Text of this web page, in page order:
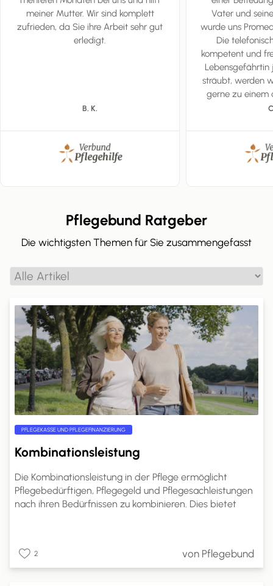
meiner Mutter. Wir sind komplett
zufrieden, da Sie ihre Arbeit sehr gut
erledigt.
B. K.
Vater und
wurde uns
Die
kompetent und
sträubt, werden
gerne zu einem
Pflegebund Ratgeber
Die wichtigsten Themen für Sie zusammengefasst
PFLEGEKASSE UND PFLEGEFINANZIERUNG
Kombinationsleistung
Die Kombinationsleistung in der Pflege ermöglicht
Pflegebedürftigen, Pflegegeld und Pflegesachleistungen
nach ihren Bedürfnissen zu kombinieren. Dies bietet
erforderlich, und die Kostenabrechnung erfolgt direkt
mit den Pflegeleistungserbringern. Dies ermöglicht eine
2 von Pflegebund